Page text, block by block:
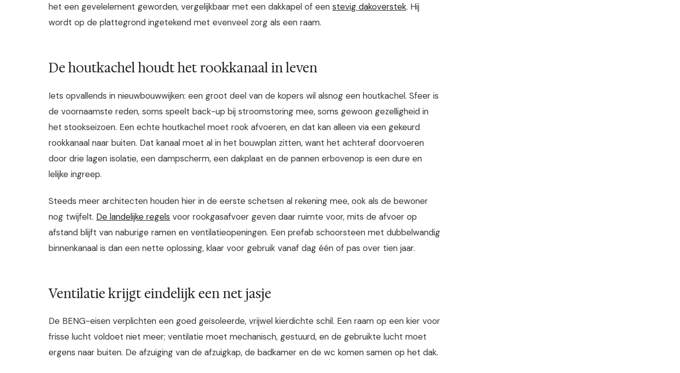
het een gevelelement geworden, vergelijkbaar met een dakkapel of een stevig dakoverstek. Hij
wordt op de plattegrond ingetekend met evenveel zorg als een raam.
De houtkachel houdt het rookkanaal in leven
Iets opvallends in nieuwbouwwijken: een groot deel van de kopers wil alsnog een houtkachel. Sfeer is
de voornaamste reden, soms speelt back-up bij stroomstoring mee, soms gewoon gezelligheid in
het stookseizoen. Een echte houtkachel moet rook afvoeren, en dat kan alleen via een gekeurd
rookkanaal naar buiten. Dat kanaal moet al in het bouwplan zitten, want het achteraf doorvoeren
door drie lagen isolatie, een dampscherm, een dakplaat en de pannen erbovenop is een dure en
lelijke ingreep.
Steeds meer architecten houden hier in de eerste schetsen al rekening mee, ook als de bewoner
nog twijfelt. De landelijke regels voor rookgasafvoer geven daar ruimte voor, mits de afvoer op
afstand blijft van naburige ramen en ventilatieopeningen. Een prefab schoorsteen met dubbelwandig
binnenkanaal is dan een nette oplossing, klaar voor gebruik vanaf dag één of pas over tien jaar.
Ventilatie krijgt eindelijk een net jasje
De BENG-eisen verplichten een goed geïsoleerde, vrijwel kierdichte schil. Een raam op een kier voor
frisse lucht voldoet niet meer; ventilatie moet mechanisch, gestuurd, en de gebruikte lucht moet
ergens naar buiten. De afzuiging van de afzuigkap, de badkamer en de wc komen samen op het dak.